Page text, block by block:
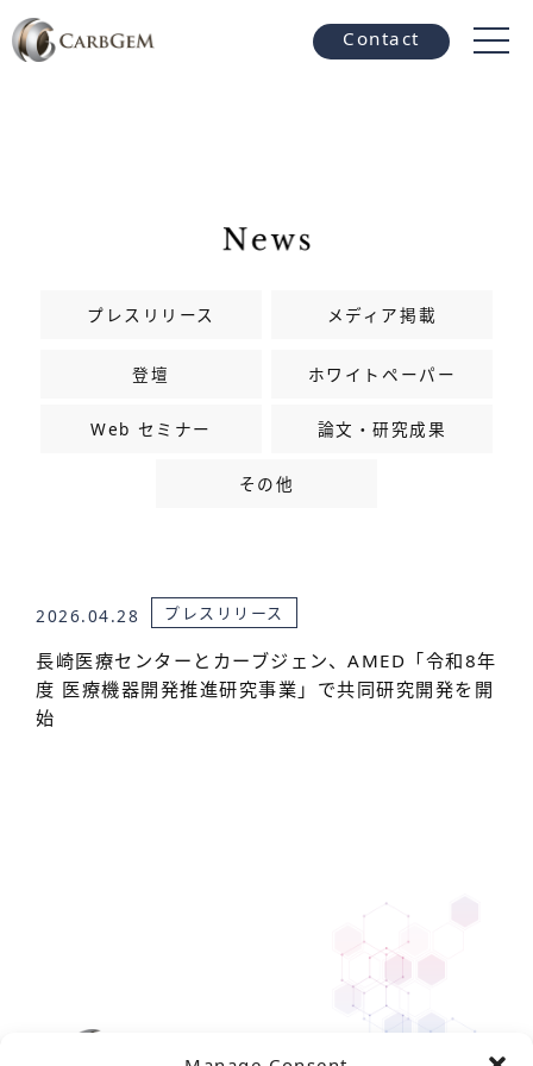
Contact
プレスリリース メディア掲載
登壇 ホワイトペーパー
Web セミナー 論文・研究成果
その他
2026.04.28 プレスリリース
長崎医療センターとカーブジェン、AMED「令和8年
度 医療機器開発推進研究事業」で共同研究開発を開
始